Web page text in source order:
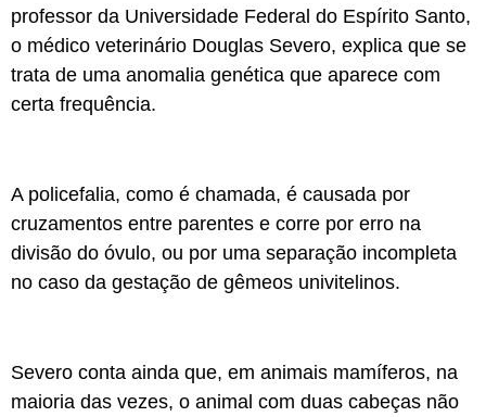
professor da Universidade Federal do Espírito Santo,
o médico veterinário Douglas Severo, explica que se
trata de uma anomalia genética que aparece com
certa frequência.
A policefalia, como é chamada, é causada por
cruzamentos entre parentes e corre por erro na
divisão do óvulo, ou por uma separação incompleta
no caso da gestação de gêmeos univitelinos.
Severo conta ainda que, em animais mamíferos, na
maioria das vezes, o animal com duas cabeças não